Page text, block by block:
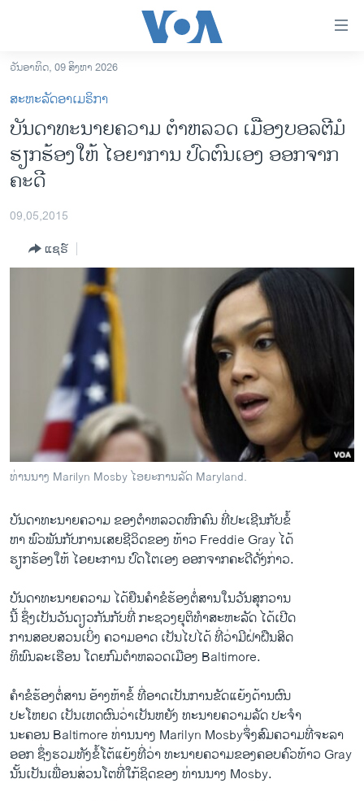
ເຂົ້າ
ຫາ
ຂ້າມ
ຂ້າມ
ຂ້າມ
ໄປ
ຫາ
ຊອກ
ລາວ
ອາເມຣິກາ
ການເລືອກຕັ້ງ ປະທານາທີບໍດີ ສະຫະລັດ 2024
ອິດສະຫຼະພາບດ້ານການຂ່າວ
ຊີວິດຊາວລາວ
ຊຸມຊົນຊາວລາວ
ວິທະຍາສາດ-ເທັກໂນໂລຈີ
ທຸລະກິດ
ພາສາອັງກິດ
ວີດີໂອ
ລາຍການກະຈາຍສຽງ
ລາຍງານ
ຕິດຕາມພວກເຮົາ ທີ່
ພາສາຕ່າງໆ
ວັນອາທິດ, 09 ສິງຫາ 2026
ສະຫະລັດອາເມຣິກາ
ບັນດາທະນາຍຄວາມ ຕຳຫລວດ ເມືອງບອລຕີມໍ
ຮຽກຮ້ອງໃຫ້ ໄອຍາການ ປົດຕົນເອງ ອອກຈາກ
ຄະດີ
09,05,2015
ແຊຣ໌
ທ່ານນາງ Marilyn Mosby ໄອຍະການລັດ Maryland.
ບັນດາ​ທະນາຍຄວາມ ຂອງ​ຕຳຫລວດ​ຫົກ​ຄົນ ທີ່​ປະ​ເຊີນ​ກັບ​ຂໍ້​
ຫາ ພົວພັນ​ກັບ​ການເສຍ​ຊີວິດ​ຂອງ ທ້າວ Freddie Gray ​ໄດ້
ຮຽກຮ້ອງ​ໃຫ້​ ໄອ​ຍະ​ການ ປົດໂຕເອງ ອອກຈາກ​ຄະດີ​ດັ່ງກ່າວ.
ບັນດາ​ທະນາຍຄວາມ ​ໄດ້​ຍືນ​ຄຳ​ຂໍ​ຮ້ອງ​ຕໍ່​ສານ​ໃນ​ວັນ​ສຸກວານ​
ນີ້ ຊຶ່ງ​ເປັນ​ວັນ​ດຽວ​ກັນ​ກັບທີ່ ກະຊວງ​ຍຸ​ຕິ​ທຳ​ສະຫະລັດ ໄດ້​ເປີດ
​ການ​ສອບ​ສວນ​ເບິ່ງ ຄວາມ​ອາດ ເປັນ​ໄປ​ໄດ້ ທີ່​ວ່າ​ມີ​ຝ່າຝືນ​ສິດ
ທິ​ພົນ​ລະ​ເຮືອນ ​ໂດຍກົມ​ຕຳຫລວດ​ເມືອງ Baltimore.
ຄຳ​ຂໍ​ຮ້ອງຕໍ່​ສານ ອ້າງຫ້າ​ຂໍ້ ​ທີ່​ອາດເປັນ​ການ​ຂັດ​ແຍ້ງດ້ານຜົນ
​ປະ​ໂຫຍ​ດ ເປັນ​ເຫດຜົນ​ວ່າ​ເປັນ​ຫຍັງ ທະນາຍຄວາມ​ລັດ ປະຈຳ
​ນະຄອນ Baltimore ທ່ານ​ນາງ Marilyn Mosbyຈຶ່ງສົມ​ຄວາມ​ທີ່​ຈະລາ​
ອອກ ຊຶ່ງຮວມທັງ​ຂໍ້​ໂຕ້ແຍ້​ງທີ່​ວ່າ ທະນາຍຄວາມຂອງ​ຄອບຄົວທ້າວ Gray
ນັ້ນ​ເປັນ​ເພື່ອນສ່ວນ​ໂຕ​ທີ່ໃກ້ຊິດ​ຂອງ ທ່ານ​ນາງ Mosby.